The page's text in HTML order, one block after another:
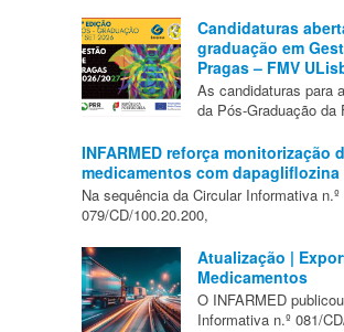
Candidaturas
graduação em
Pragas – FMV
As candidaturas para
da Pós-Graduação da
INFARMED reforça monitorização
medicamentos com dapagliflozina
Na sequência da Circular Informativa n.º
079/CD/100.20.200,
Atualização |
Medicamentos
O INFARMED
Informativa n.º 081/